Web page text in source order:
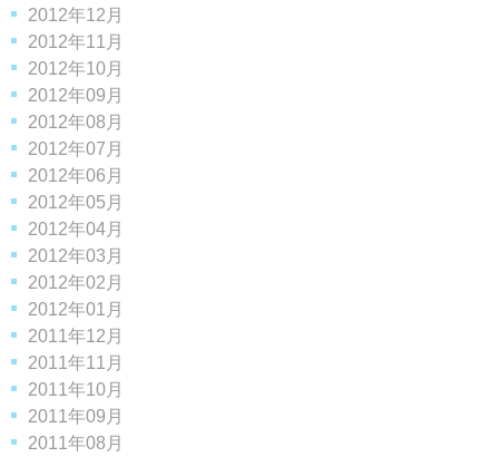
2012年12月
2012年11月
2012年10月
2012年09月
2012年08月
2012年07月
2012年06月
2012年05月
2012年04月
2012年03月
2012年02月
2012年01月
2011年12月
2011年11月
2011年10月
2011年09月
2011年08月